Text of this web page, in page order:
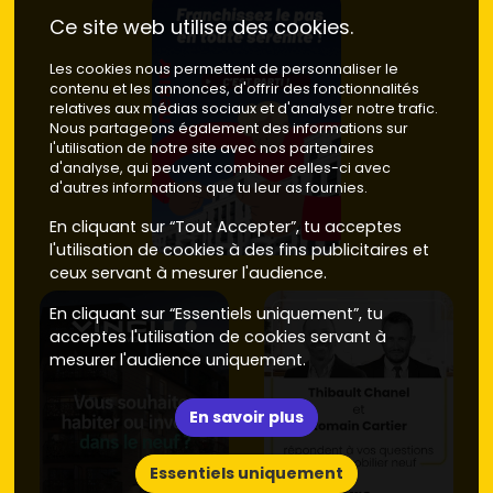
Centre-ville et mairie
: pratique pour tout faire à
pied (commerces, services, écoles).Prix moyen neuf
Proximité gare Boussy-Saint-Antoine (RER D)
idéal pour les actifs qui se déplacent. L'offre neuve
arrive par petites opérations.Prix moyen neuf
500 à 5 500 €/m² .
Bords de l'Yerres: environnement verdoyant et
recherché, avec des vues dégagées selon les lots.
Prix moyen neuf:4 800 à 5 800 €/m².
Lisière de la forêt de Sénart: esprit nature,
résidences intimistes, rez-de-jardin prisés.
Alternatives voisines(Épinay-sous-Sénart, Boussy-
Saint-Antoine, Combs-la-Ville) : offre plus
abondante selon les années, tout en restant proche
:4 000 à 5 300 €/m²
Astuce : quand tu compares deuxprogrammes neufs
du logement, laperformance énergétique
Ce site web utilise des cookies.
Les cookies nous permettent de personnaliser le
contenu et les annonces, d'offrir des fonctionnalités
relatives aux médias sociaux et d'analyser notre trafic.
Nous partageons également des informations sur
l'utilisation de notre site avec nos partenaires
d'analyse, qui peuvent combiner celles-ci avec
d'autres informations que tu leur as fournies.
En cliquant sur “Tout Accepter”, tu acceptes
l'utilisation de cookies à des fins publicitaires et
ceux servant à mesurer l'audience.
En cliquant sur “Essentiels uniquement”, tu
acceptes l'utilisation de cookies servant à
mesurer l'audience uniquement.
En savoir plus
Essentiels uniquement